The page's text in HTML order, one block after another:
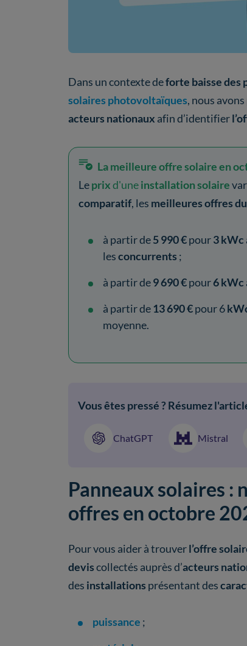
Dans un contexte deforte baisse des
solaires photovoltaïques, nous
acteurs nationaux afin d’identifier
La meilleure offre solaire en
Leprixd'uneinstallation solaire
comparatif, les meilleures offres
à partir de5 990 €pour3 kWc
lesconcurrents ;
à partir de9 690 €pour6 kWc
à partir de13 690 €pour 6
moyenne.
Vous êtes pressé ? Résumez
ChatGPT Mistral
Panneaux solaires :
offres en octobre
Pour vous aider à trouverl’offre
deviscollectés auprès d’acteurs
des installations présentant des
puissance ;